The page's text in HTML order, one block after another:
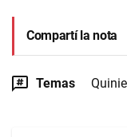
Compartí la nota
Temas